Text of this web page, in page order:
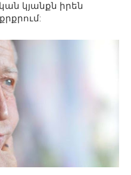
կյանքն իրեն